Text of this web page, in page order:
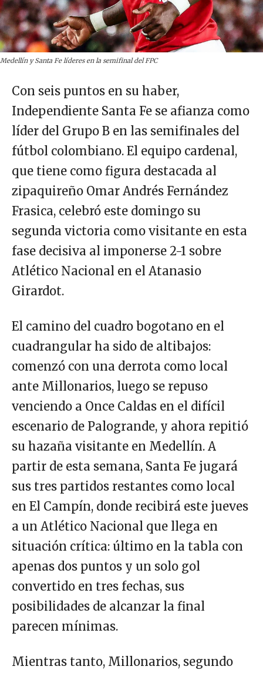
Medellín y Santa Fe líderes en la semifinal del FPC
Con seis puntos en su haber,
Independiente Santa Fe se afianza como
líder del Grupo B en las semifinales del
fútbol colombiano. El equipo cardenal,
que tiene como figura destacada al
zipaquireño Omar Andrés Fernández
Frasica, celebró este domingo su
segunda victoria como visitante en esta
fase decisiva al imponerse 2-1 sobre
Atlético Nacional en el Atanasio
Girardot.
El camino del cuadro bogotano en el
cuadrangular ha sido de altibajos:
comenzó con una derrota como local
ante Millonarios, luego se repuso
venciendo a Once Caldas en el difícil
escenario de Palogrande, y ahora repitió
su hazaña visitante en Medellín. A
partir de esta semana, Santa Fe jugará
sus tres partidos restantes como local
en El Campín, donde recibirá este jueves
a un Atlético Nacional que llega en
situación crítica: último en la tabla con
apenas dos puntos y un solo gol
convertido en tres fechas, sus
posibilidades de alcanzar la final
parecen mínimas.
Mientras tanto, Millonarios, segundo